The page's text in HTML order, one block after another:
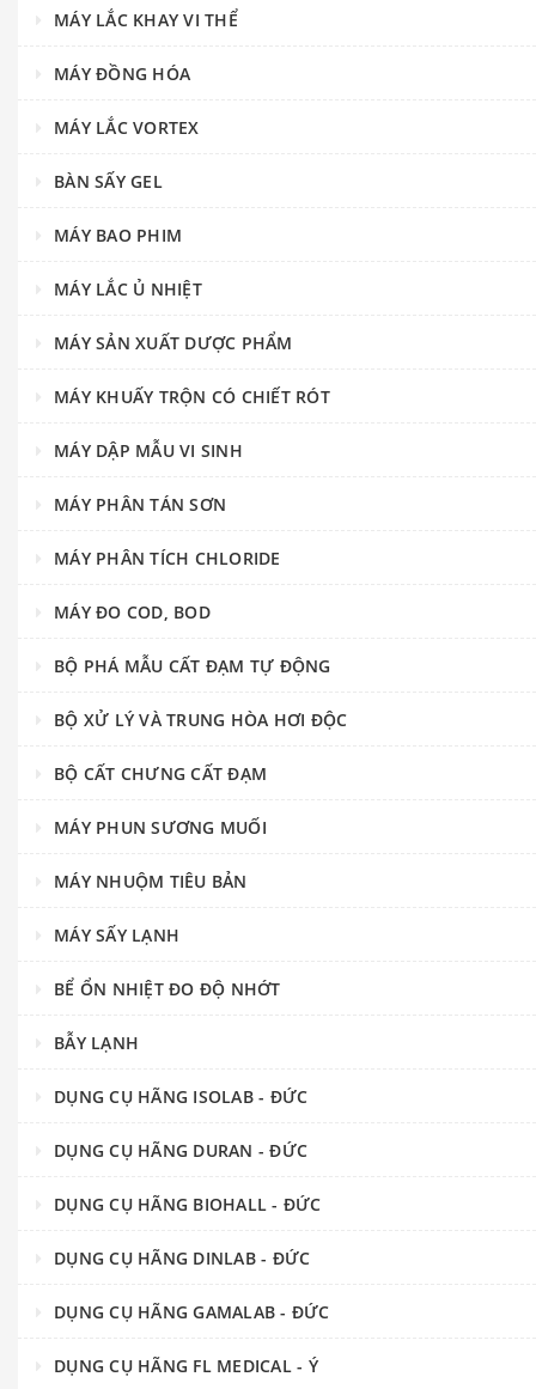
MÁY LẮC KHAY VI THỂ
MÁY ĐỒNG HÓA
MÁY LẮC VORTEX
BÀN SẤY GEL
MÁY BAO PHIM
MÁY LẮC Ủ NHIỆT
MÁY SẢN XUẤT DƯỢC PHẨM
MÁY KHUẤY TRỘN CÓ CHIẾT RÓT
MÁY DẬP MẪU VI SINH
MÁY PHÂN TÁN SƠN
MÁY PHÂN TÍCH CHLORIDE
MÁY ĐO COD, BOD
BỘ PHÁ MẪU CẤT ĐẠM TỰ ĐỘNG
BỘ XỬ LÝ VÀ TRUNG HÒA HƠI ĐỘC
BỘ CẤT CHƯNG CẤT ĐẠM
MÁY PHUN SƯƠNG MUỐI
MÁY NHUỘM TIÊU BẢN
MÁY SẤY LẠNH
BỂ ỔN NHIỆT ĐO ĐỘ NHỚT
BẪY LẠNH
DỤNG CỤ HÃNG ISOLAB - ĐỨC
DỤNG CỤ HÃNG DURAN - ĐỨC
DỤNG CỤ HÃNG BIOHALL - ĐỨC
DỤNG CỤ HÃNG DINLAB - ĐỨC
DỤNG CỤ HÃNG GAMALAB - ĐỨC
DỤNG CỤ HÃNG FL MEDICAL - Ý